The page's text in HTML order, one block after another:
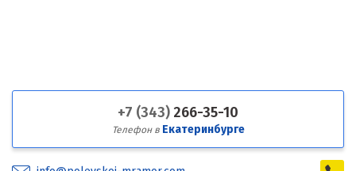
+7 (343) 266-35-10
Телефон в Екатеринбурге